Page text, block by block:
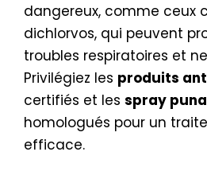
dangereux, comme ceux
dichlorvos, qui peuvent
troubles respiratoires et
Privilégiez les produits
certifiés et les spray
homologués pour un
efficace.